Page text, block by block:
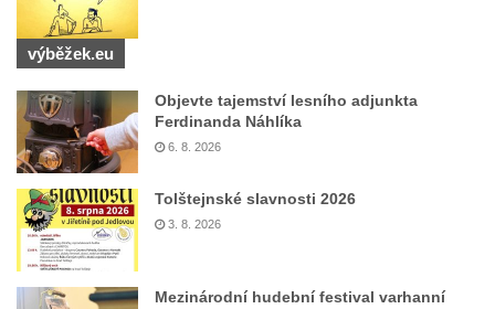
výběžek.eu
Objevte tajemství lesního adjunkta
Ferdinanda Náhlíka
6. 8. 2026
Tolštejnské slavnosti 2026
3. 8. 2026
Mezinárodní hudební festival varhanní